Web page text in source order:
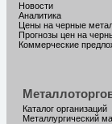
Новости
Аналитика
Цены на черные
Прогнозы цен на
Коммерческие
Каталог организаций
Металлургический